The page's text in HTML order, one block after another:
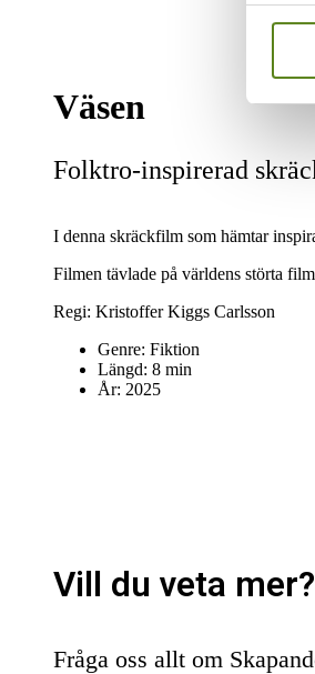
Väsen
Folktro-inspirerad
I denna skräckfilm som hämtar
Filmen tävlade på världens störta
Regi: Kristoffer Kiggs Carlsson
Genre: Fiktion
Längd: 8 min
År: 2025
Vill du veta mer?
Fråga oss allt om